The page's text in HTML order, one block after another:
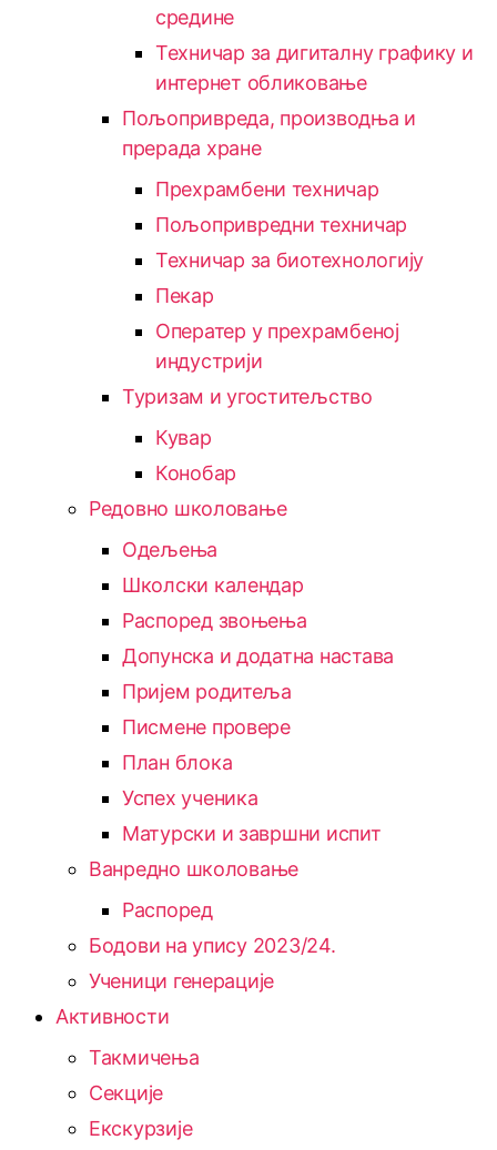
средине
Техничар за дигиталну графику и
интернет обликовање
Пољопривреда, производња и
прерада хране
Прехрамбени техничар
Пољопривредни техничар
Техничар за биотехнологију
Пекар
Оператер у прехрамбеној
индустрији
Туризам и угоститељство
Кувар
Конобар
Редовно школовање
Одељења
Школски календар
Распоред звоњења
Допунска и додатна настава
Пријем родитеља
Писмене провере
План блока
Успех ученика
Матурски и завршни испит
Ванредно школовање
Распоред
Бодови на упису 2023/24.
Ученици генерације
Активности
Такмичења
Секције
Екскурзије